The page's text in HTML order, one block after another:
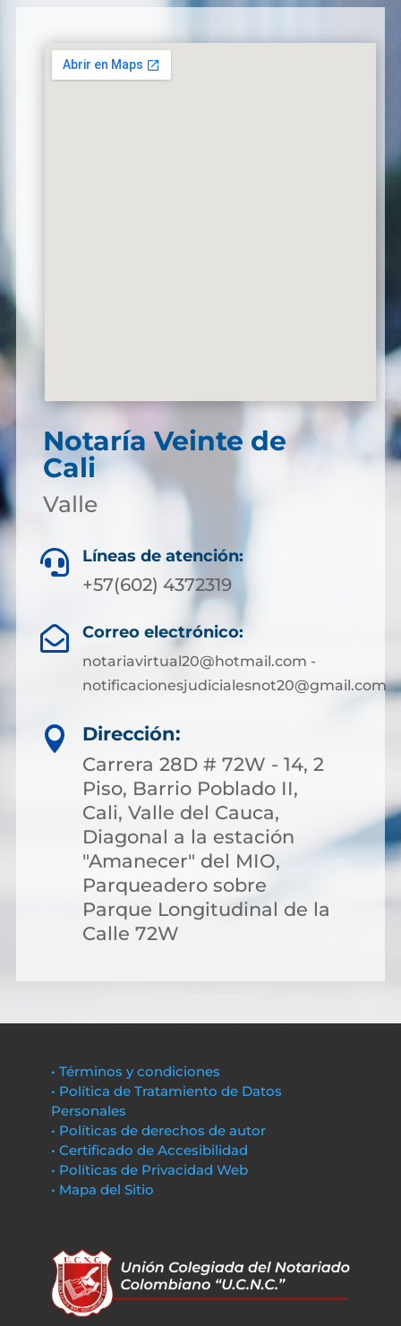
Notaría Veinte de
Cali
Valle
 Líneas de atención:
+57(602) 4372319
 Correo electrónico:
notariavirtual20@hotmail.com -
notificacionesjudicialesnot20@gmail.com

Dirección:
Carrera 28D # 72W - 14, 2
Piso, Barrio Poblado II,
Cali, Valle del Cauca,
Diagonal a la estación
"Amanecer" del MIO,
Parqueadero sobre
Parque Longitudinal de la
Calle 72W
• Términos y condiciones
• Política de Tratamiento de Datos
Personales
• Políticas de derechos de autor
• Certificado de Accesibilidad
• Políticas de Privacidad Web
• Mapa del Sitio